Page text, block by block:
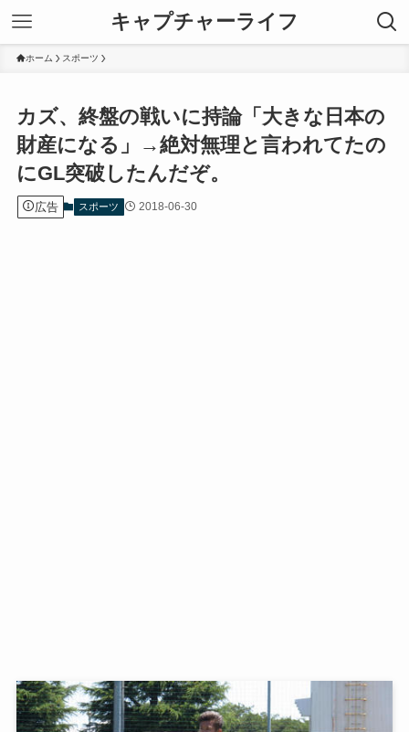
キャプチャーライフ
ホーム スポーツ
カズ、終盤の戦いに持論「大きな日本の
財産になる」→絶対無理と言われてたの
にGL突破したんだぞ。
広告 スポーツ 2018-06-30